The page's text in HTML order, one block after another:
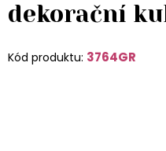
dekorační
Kód produktu: 3764GR